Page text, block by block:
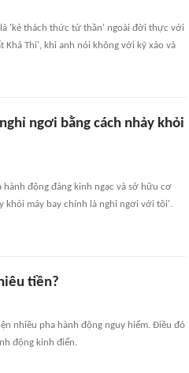
'kẻ thách thức tử thần' ngoài đời thực với
Khả Thi', khi anh nói không với kỹ xảo và
ngơi bằng cách nhảy khỏi
động đáng kinh ngạc và sở hữu cơ
khỏi máy bay chính là nghỉ ngơi với tôi'.
tiền?
nhiều pha hành động nguy hiểm. Điều đó
động kinh điển.